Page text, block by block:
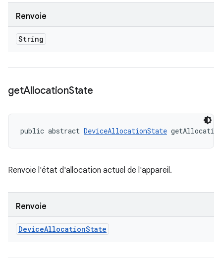
Renvoie
String
getAllocationState
public abstract DeviceAllocationState
Renvoie l'état d'allocation actuel de l'appareil.
Renvoie
DeviceAllocationState